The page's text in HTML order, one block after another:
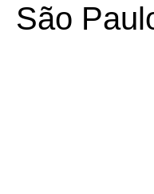
São